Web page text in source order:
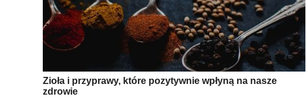
Zioła i przyprawy, które pozytywnie wpłyną na nasze
zdrowie